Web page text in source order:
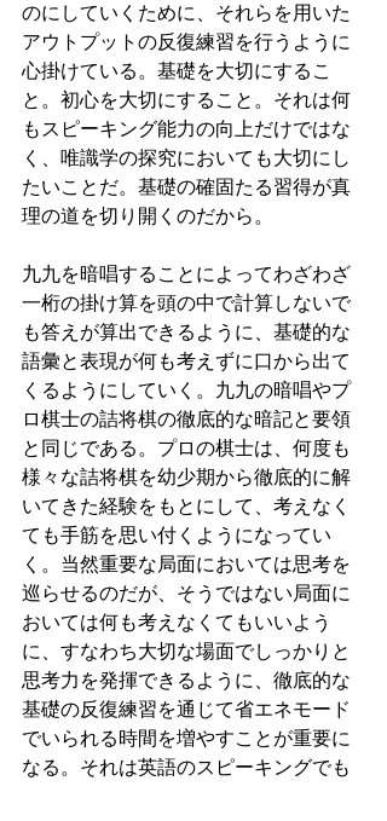
のにしていくために、それらを用いた
アウトプットの反復練習を行うように
心掛けている。基礎を大切にするこ
と。初心を大切にすること。それは何
もスピーキング能力の向上だけではな
く、唯識学の探究においても大切にし
たいことだ。基礎の確固たる習得が真
理の道を切り開くのだから。
九九を暗唱することによってわざわざ
一桁の掛け算を頭の中で計算しないで
も答えが算出できるように、基礎的な
語彙と表現が何も考えずに口から出て
くるようにしていく。九九の暗唱やプ
ロ棋士の詰将棋の徹底的な暗記と要領
と同じである。プロの棋士は、何度も
様々な詰将棋を幼少期から徹底的に解
いてきた経験をもとにして、考えなく
ても手筋を思い付くようになってい
く。当然重要な局面においては思考を
巡らせるのだが、そうではない局面に
おいては何も考えなくてもいいよう
に、すなわち大切な場面でしっかりと
思考力を発揮できるように、徹底的な
基礎の反復練習を通じて省エネモード
でいられる時間を増やすことが重要に
なる。それは英語のスピーキングでも